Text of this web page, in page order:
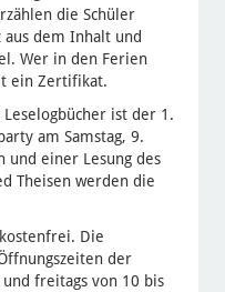
die Schüler
dem Inhalt und
Wer in den Ferien
ein Zertifikat.
ist der 1.
am Samstag, 9.
und einer Lesung des
Theisen werden die
Die
der
freitags von 10 bis